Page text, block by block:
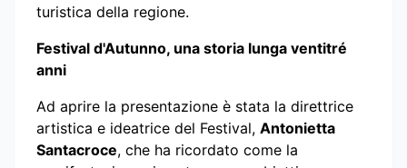
turistica della regione.
Festival d'Autunno, una storia lunga ventitré
anni
Ad aprire la presentazione è stata la direttrice
artistica e ideatrice del Festival, Antonietta
Santacroce, che ha ricordato come la